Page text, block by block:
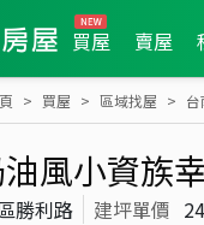
買屋 賣屋
買屋 區域找屋
風小資族
勝利路 建坪單價